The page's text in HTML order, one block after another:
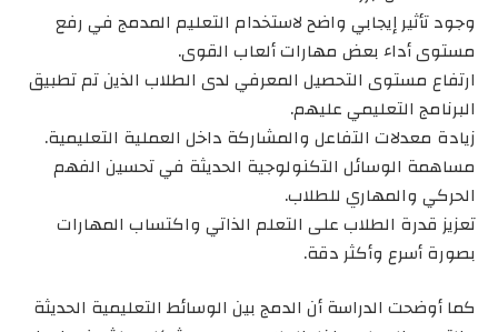
وجود تأثير إيجابي واضح لاستخدام التعليم المدمج في رفع
مستوى أداء بعض مهارات ألعاب القوى.
ارتفاع مستوى التحصيل المعرفي لدى الطلاب الذين تم تطبيق
البرنامج التعليمي عليهم.
زيادة معدلات التفاعل والمشاركة داخل العملية التعليمية.
مساهمة الوسائل التكنولوجية الحديثة في تحسين الفهم
الحركي والمهاري للطلاب.
تعزيز قدرة الطلاب على التعلم الذاتي واكتساب المهارات
بصورة أسرع وأكثر دقة.
كما أوضحت الدراسة أن الدمج بين الوسائط التعليمية الحديثة